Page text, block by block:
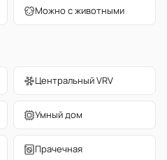
Можно с животными
Центральный VRV
Умный дом
Прачечная